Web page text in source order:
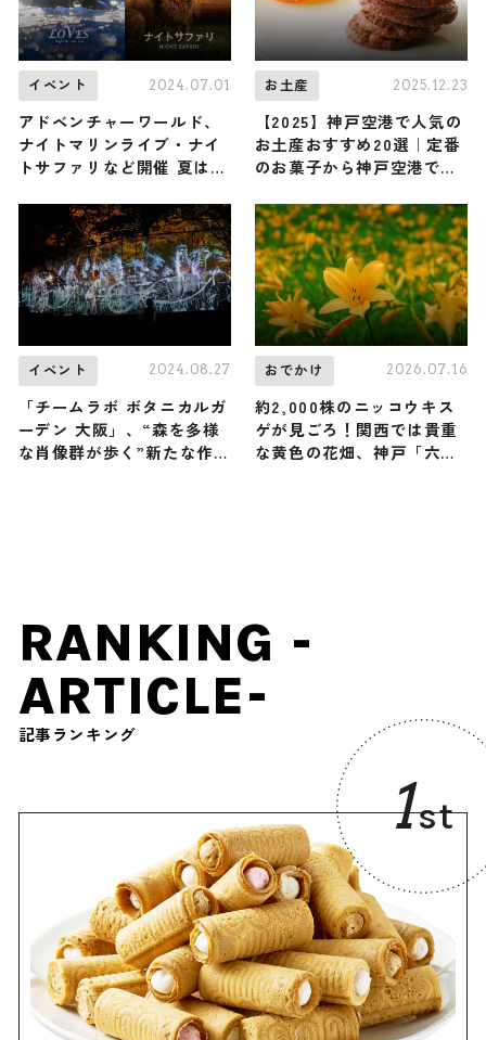
イベント 2024.07.01
アドベンチャーワールド、
ナイトマリンライブ・ナイ
トサファリなど開催 夏は夜
お土産 2025.12.23
【2025】神戸空港で人気の
お土産おすすめ20選｜定番
のお菓子から神戸空港でし
イベント 2024.08.27
「チームラボ ボタニカルガ
ーデン 大阪」、“森を多様
な肖像群が歩く”新たな作品
おでかけ 2026.07.16
約2,000株のニッコウキス
ゲが見ごろ！関西では貴重
な黄色の花畑、神戸「六甲
RANKING -
ARTICLE-
記事ランキング
1st